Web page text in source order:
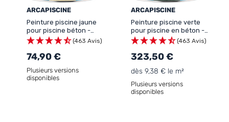
ARCAPISCINE
Peinture piscine jaune
pour piscine béton -
ARCAPISCINE
(463 Avis)
74,90 €
Plusieurs versions
disponibles
ARCAPISCINE
Peinture piscine verte
pour piscine en béton -
ARCAPISCINE
(463 Avis)
323,50 €
dès 9,38 € le m²
Plusieurs versions
disponibles